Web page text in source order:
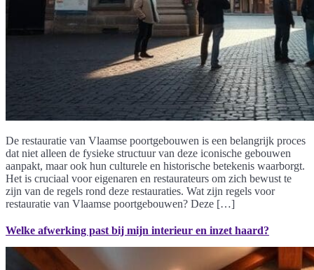
De restauratie van Vlaamse poortgebouwen is een belangrijk proces
dat niet alleen de fysieke structuur van deze iconische gebouwen
aanpakt, maar ook hun culturele en historische betekenis waarborgt.
Het is cruciaal voor eigenaren en restaurateurs om zich bewust te
zijn van de regels rond deze restauraties. Wat zijn regels voor
restauratie van Vlaamse poortgebouwen? Deze […]
Welke afwerking past bij mijn interieur en inzet haard?